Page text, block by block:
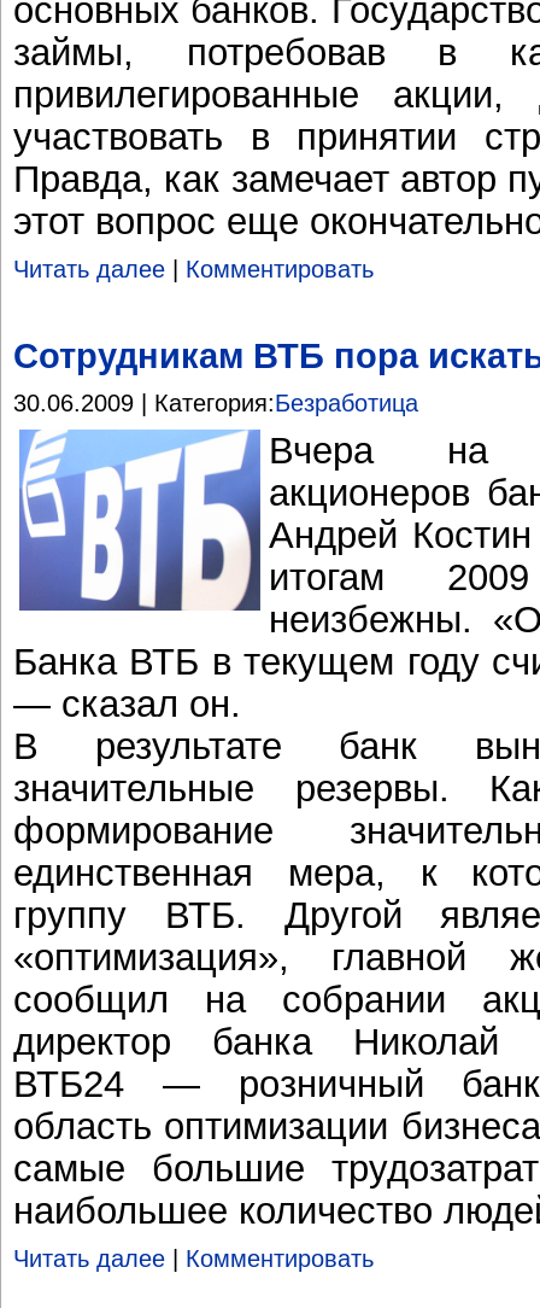
основных банков.
займы, потребовав в
привилегированные
участвовать в принятии
Правда, как замечает автор
этот вопрос еще
Читать далее | Комментировать
Сотрудникам ВТБ пора
30.06.2009 | Категория:Безработица
Вчера на
акционеров
Андрей
итогам
неизбежны.
Банка ВТБ в текущем году
— сказал он.
В результате банк
значительные
формирование
единственная мера, к
группу ВТБ. Другой
«оптимизация», главной
сообщил на собрании
директор банка Николай
ВТБ24 — розничный
область оптимизации
самые большие
наибольшее количество
Читать далее Комментировать